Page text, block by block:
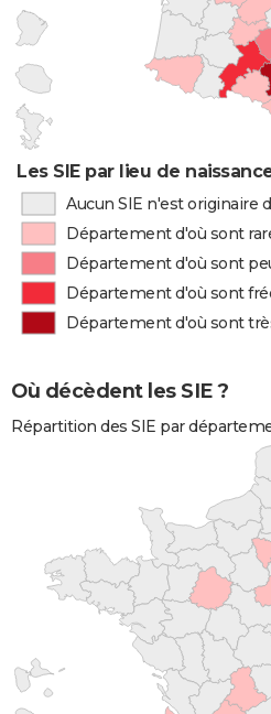
Les SIE par lieu de
Aucun SIE n'est originaire
Département d'où sont
Département d'où sont
Département d'où sont
Département d'où sont
Où décèdent les SIE ?
Répartition des SIE par